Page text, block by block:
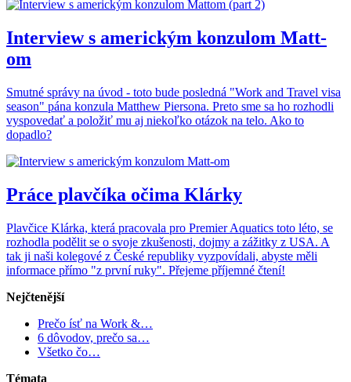
Interview s americkým konzulom Matt-
om
Smutné správy na úvod - toto bude posledná "Work and Travel visa
season" pána konzula Matthew Piersona. Preto sme sa ho rozhodli
vyspovedať a položiť mu aj niekoľko otázok na telo. Ako to
dopadlo?
Práce plavčíka očima Klárky
Plavčice Klárka, která pracovala pro Premier Aquatics toto léto, se
rozhodla podělit se o svoje zkušenosti, dojmy a zážitky z USA. A
tak ji naši kolegové z České republiky vyzpovídali, abyste měli
informace přímo "z první ruky". Přejeme příjemné čtení!
Nejčtenější
Prečo ísť na Work &…
6 dôvodov, prečo sa…
Všetko čo…
Témata